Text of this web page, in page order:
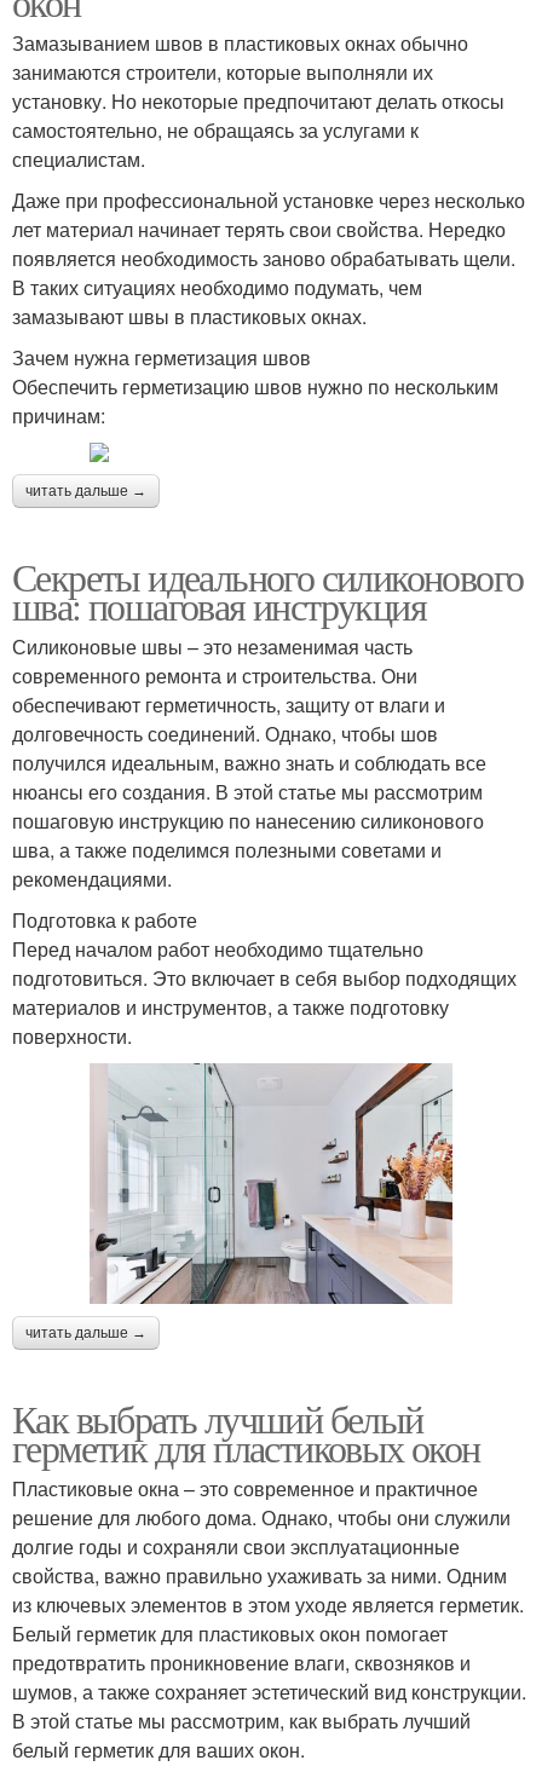
Замазыванием швов в пластиковых окнах обычно
занимаются строители, которые выполняли их
установку. Но некоторые предпочитают делать откосы
самостоятельно, не обращаясь за услугами к
специалистам.
Даже при профессиональной установке через несколько
лет материал начинает терять свои свойства. Нередко
появляется необходимость заново обрабатывать щели.
В таких ситуациях необходимо подумать, чем
замазывают швы в пластиковых окнах.
Зачем нужна герметизация швов
Обеспечить герметизацию швов нужно по нескольким
причинам:
читать дальше →
Секреты идеального силиконового
шва: пошаговая инструкция
Силиконовые швы – это незаменимая часть
современного ремонта и строительства. Они
обеспечивают герметичность, защиту от влаги и
долговечность соединений. Однако, чтобы шов
получился идеальным, важно знать и соблюдать все
нюансы его создания. В этой статье мы рассмотрим
пошаговую инструкцию по нанесению силиконового
шва, а также поделимся полезными советами и
рекомендациями.
Подготовка к работе
Перед началом работ необходимо тщательно
подготовиться. Это включает в себя выбор подходящих
материалов и инструментов, а также подготовку
поверхности.
читать дальше →
Как выбрать лучший белый
герметик для пластиковых окон
Пластиковые окна – это современное и практичное
решение для любого дома. Однако, чтобы они служили
долгие годы и сохраняли свои эксплуатационные
свойства, важно правильно ухаживать за ними. Одним
из ключевых элементов в этом уходе является герметик.
Белый герметик для пластиковых окон помогает
предотвратить проникновение влаги, сквозняков и
шумов, а также сохраняет эстетический вид конструкции.
В этой статье мы рассмотрим, как выбрать лучший
белый герметик для ваших окон.